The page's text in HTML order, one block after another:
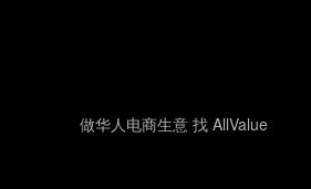
做华人电商生意 找 AllValue